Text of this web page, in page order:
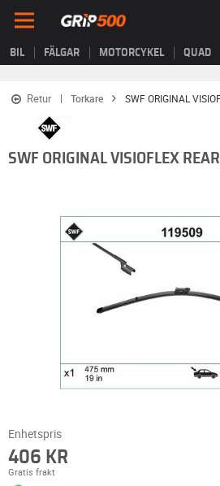
BIL FÄLGAR MOTORCYKEL QUAD
Retur Torkare
SWF ORIGINAL VISIOFLEX REAR
Enhetspris
406 KR
Gratis frakt